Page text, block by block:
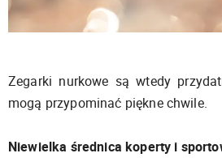
Zegarki nurkowe są wtedy
mogą przypominać piękne chwile.
Niewielka średnica koperty i